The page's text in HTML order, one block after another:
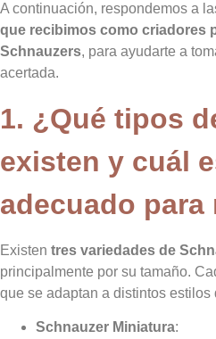
A continuación, respondemos a
que recibimos como criadores
Schnauzers, para ayudarte a
acertada.
1. ¿Qué tipos
existen y cuál
adecuado para
Existen tres variedades de
principalmente por su tamaño.
que se adaptan a distintos estilos
Schnauzer Miniatura: